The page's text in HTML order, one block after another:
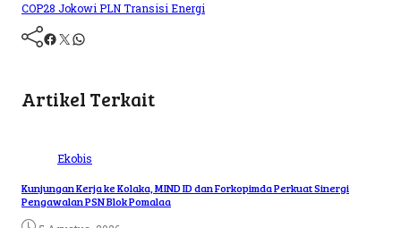
COP28 JokowiPLNTransisi Energi
Artikel Terkait
Ekobis
Kunjungan Kerja ke Kolaka, MIND ID dan Forkopimda Perkuat Sinergi
Pengawalan PSN Blok Pomalaa